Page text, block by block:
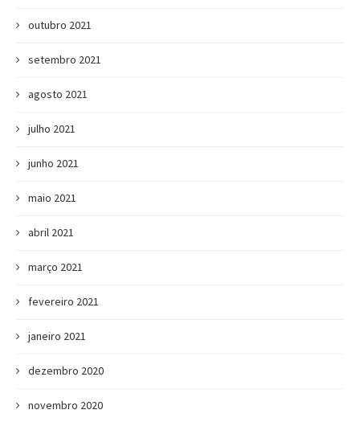
outubro 2021
setembro 2021
agosto 2021
julho 2021
junho 2021
maio 2021
abril 2021
março 2021
fevereiro 2021
janeiro 2021
dezembro 2020
novembro 2020